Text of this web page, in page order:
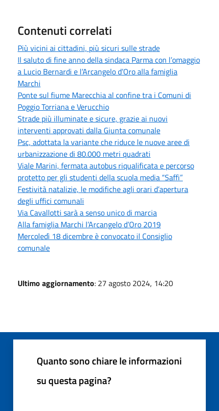
Contenuti correlati
Più vicini ai cittadini, più sicuri sulle strade
Il saluto di fine anno della sindaca Parma con l’omaggio
a Lucio Bernardi e l’Arcangelo d’Oro alla famiglia
Marchi
Ponte sul fiume Marecchia al confine tra i Comuni di
Poggio Torriana e Verucchio
Strade più illuminate e sicure, grazie ai nuovi
interventi approvati dalla Giunta comunale
Psc, adottata la variante che riduce le nuove aree di
urbanizzazione di 80.000 metri quadrati
Viale Marini, fermata autobus riqualificata e percorso
protetto per gli studenti della scuola media “Saffi”
Festività natalizie, le modifiche agli orari d’apertura
degli uffici comunali
Via Cavallotti sarà a senso unico di marcia
Alla famiglia Marchi l’Arcangelo d’Oro 2019
Mercoledì 18 dicembre è convocato il Consiglio
comunale
Ultimo aggiornamento: 27 agosto 2024, 14:20
Quanto sono chiare le informazioni
su questa pagina?